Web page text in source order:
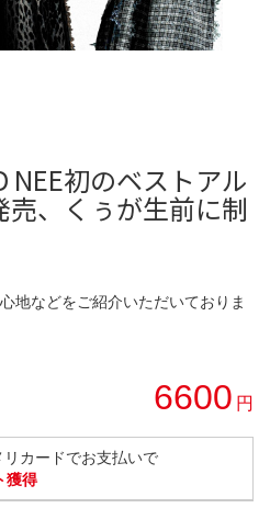
NEE初のベストアル
売、くぅが生前に制
地などをご紹介いただいておりま
6600 円
カードでお支払いで
獲得